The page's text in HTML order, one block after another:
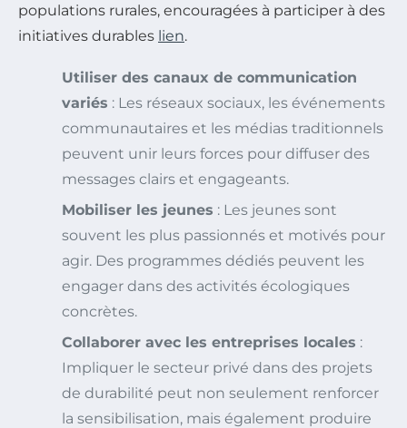
populations rurales, encouragées à participer à des
initiatives durables lien.
Utiliser des canaux de communication
variés : Les réseaux sociaux, les événements
communautaires et les médias traditionnels
peuvent unir leurs forces pour diffuser des
messages clairs et engageants.
Mobiliser les jeunes : Les jeunes sont
souvent les plus passionnés et motivés pour
agir. Des programmes dédiés peuvent les
engager dans des activités écologiques
concrètes.
Collaborer avec les entreprises locales :
Impliquer le secteur privé dans des projets
de durabilité peut non seulement renforcer
la sensibilisation, mais également produire